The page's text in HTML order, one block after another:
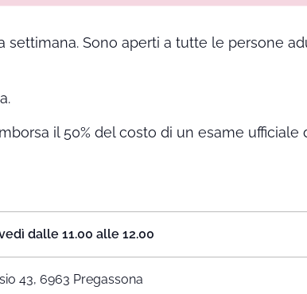
Sono aperti a tutte le persone
il 50% del costo di un esame ufficiale
dalle 11.00 alle 12.00
43, 6963 Pregassona